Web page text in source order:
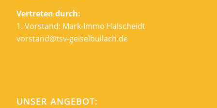
Vertreten durch:
1. Vorstand: Mark-Immo Halscheidt
vorstand@tsv-geiselbullach.de
UNSER ANGEBOT: